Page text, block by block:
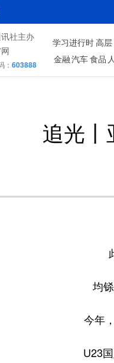
社主办
： 603888
学习进行时 高层
金融 汽车 食品
追光丨
均
今年
U23